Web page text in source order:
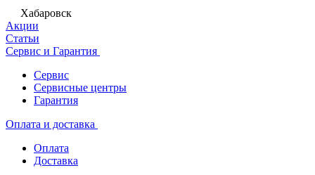
Хабаровск
Акции
Статьи
Сервис и Гарантия
Сервис
Сервисные центры
Гарантия
Оплата и доставка
Оплата
Доставка